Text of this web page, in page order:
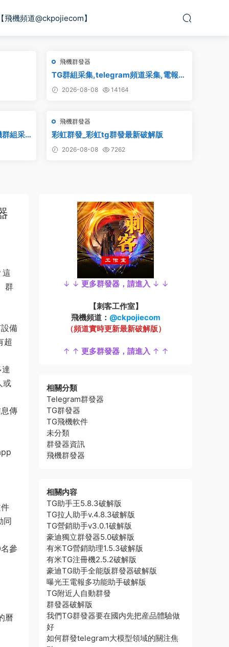
飛機頻道@ckpojiecom】
飛機群發器
TG群組采集,telegram頻道采集,電報群
鏈接采集,飛機頻道鏈接采集,群組采集,
頻道采集,群鏈接采集,頻道鏈接采集,群
2026-08-08 14164
群組采
飛機群發器
彩虹群發_彩虹tg群發最新破解版
2026-08-08 7262
這
群
備
超
或
傳
同
參
曆
↓ ↓ 更多群發器，請進入 ↓ ↓
【刺客工作室】
飛機頻道： @ckpojiecom
（頻道實時更新最新破解版）
↑ ↑ 更多群發器，請進入 ↑ ↑
相關分類
Telegram群發器
TG群發器
TG飛機軟件
未分類
群發器資訊
飛機群發器
相關内容
TG助手王5.8.3破解版
TG拉人助手v.4.8.3破解版
TG營銷助手v3.0.1破解版
豪迪獨立群發器5.0破解版
有米TG營銷助理1.5.3破解版
有米TG注冊機2.5.2破解版
豪迪TG助手全能版群發器破解版
曝光王電報多功能助手破解版
TG附近人自動群發
群發器破解版
我們TG群發器要在國内先把産品體驗做
好
如何群發telegram大模型領域的關注焦